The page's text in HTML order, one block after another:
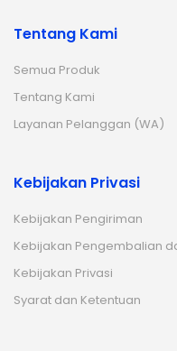
Tentang Kami
Semua Produk
Tentang Kami
Layanan Pelanggan (WA)
Kebijakan Privasi
Kebijakan Pengiriman
Kebijakan Pengembalian
Kebijakan Privasi
Syarat dan Ketentuan